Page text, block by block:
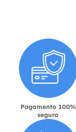
Pagamento 100%
seguro